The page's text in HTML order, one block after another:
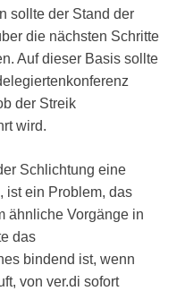
sollte der Stand der
die nächsten Schritte
Auf dieser Basis sollte
der Streik
wird.
Schlichtung eine
ist ein Problem, das
ähnliche Vorgänge in
das
bindend ist, wenn
von ver.di sofort